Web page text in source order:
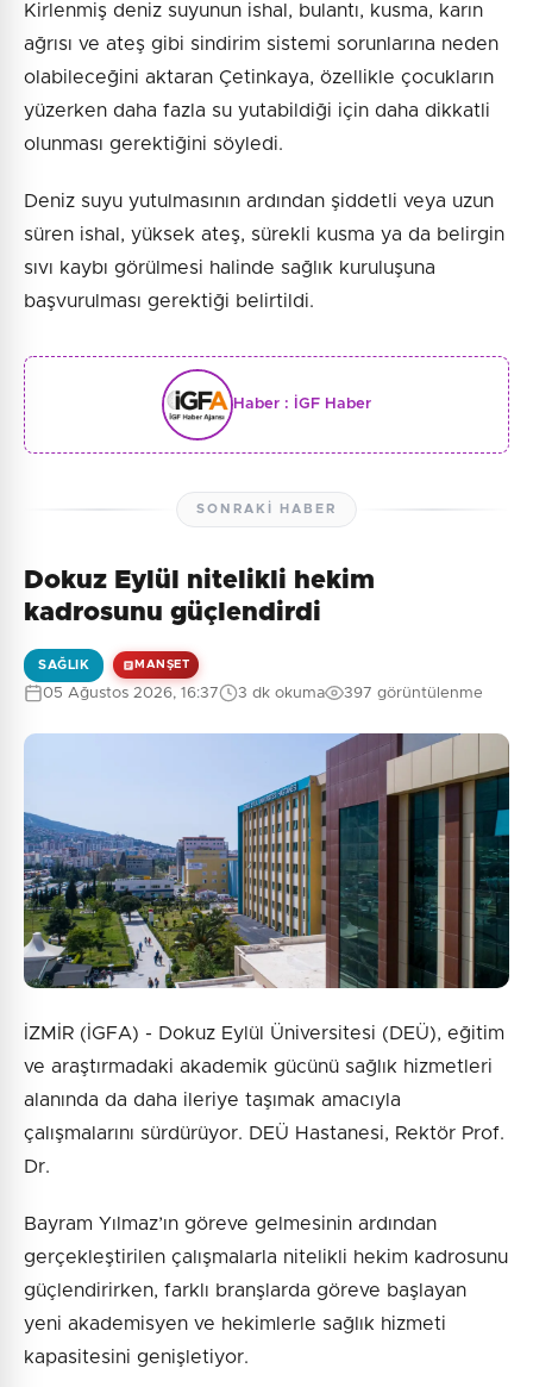
Kirlenmiş deniz suyunun ishal, bulantı, kusma, karın
ağrısı ve ateş gibi sindirim sistemi sorunlarına neden
olabileceğini aktaran Çetinkaya, özellikle çocukların
yüzerken daha fazla su yutabildiği için daha dikkatli
olunması gerektiğini söyledi.
Deniz suyu yutulmasının ardından şiddetli veya uzun
süren ishal, yüksek ateş, sürekli kusma ya da belirgin
sıvı kaybı görülmesi halinde sağlık kuruluşuna
başvurulması gerektiği belirtildi.
Haber : İGF Haber
SONRAKI HABER
Dokuz Eylül nitelikli hekim
kadrosunu güçlendirdi
SAĞLIK MANŞET
05 Ağustos 2026, 16:37 3 dk okuma 397 görüntülenme
İZMİR (İGFA) - Dokuz Eylül Üniversitesi (DEÜ), eğitim
ve araştırmadaki akademik gücünü sağlık hizmetleri
alanında da daha ileriye taşımak amacıyla
çalışmalarını sürdürüyor. DEÜ Hastanesi, Rektör Prof.
Dr.
Bayram Yılmaz’ın göreve gelmesinin ardından
gerçekleştirilen çalışmalarla nitelikli hekim kadrosunu
güçlendirirken, farklı branşlarda göreve başlayan
yeni akademisyen ve hekimlerle sağlık hizmeti
kapasitesini genişletiyor.